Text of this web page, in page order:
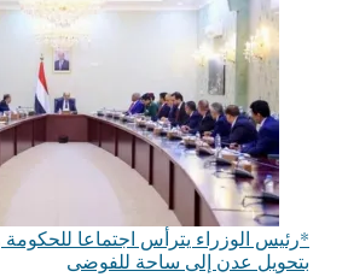
*رئيس الوزراء يترأس اجتماعا للحكومة
بتحويل عدن إلى ساحة للفوضى